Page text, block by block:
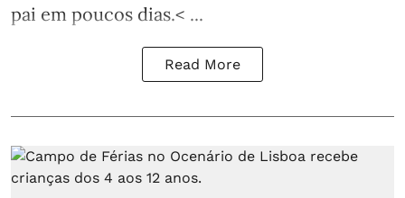
pai em poucos dias.< ...
Read More